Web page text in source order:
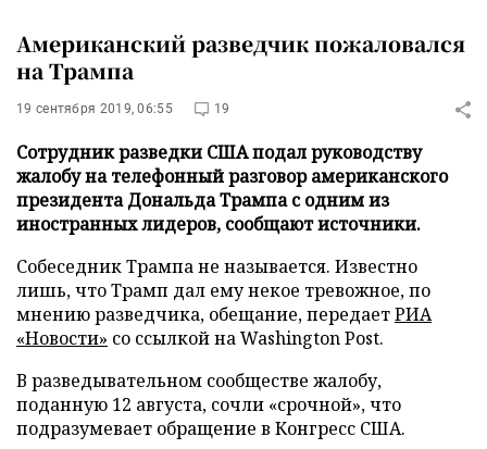
Американский разведчик пожаловался
на Трампа
19 сентября 2019, 06:55 19
Сотрудник разведки США подал руководству
жалобу на телефонный разговор американского
президента Дональда Трампа с одним из
иностранных лидеров, сообщают источники.
Собеседник Трампа не называется. Известно
лишь, что Трамп дал ему некое тревожное, по
мнению разведчика, обещание, передаетРИА
«Новости» со ссылкой на Washington Post.
В разведывательном сообществе жалобу,
поданную 12 августа, сочли «срочной», что
подразумевает обращение в Конгресс США.